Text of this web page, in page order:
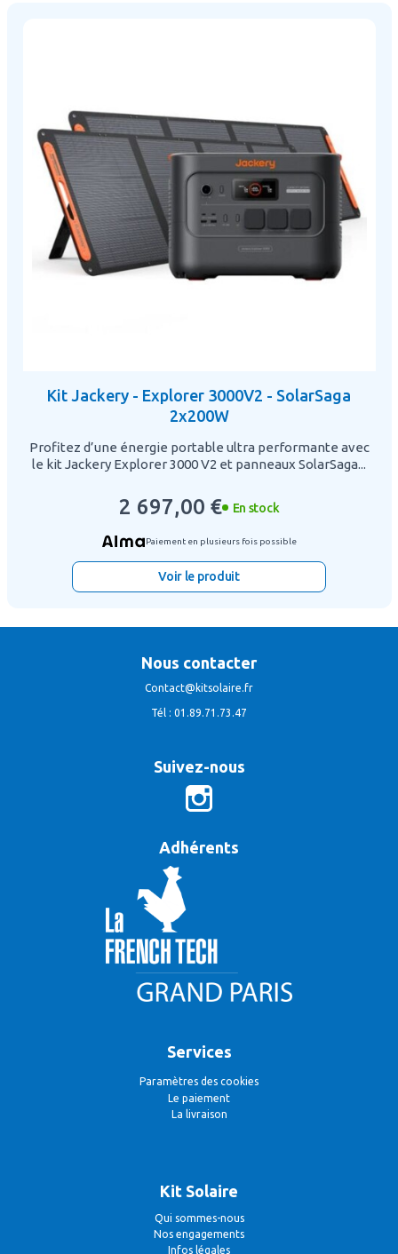
Kit Jackery - Explorer 3000V2 - SolarSaga
2x200W
Profitez d’une énergie portable ultra performante avec
le kit Jackery Explorer 3000 V2 et panneaux SolarSaga...
2 697,00 € En stock
Paiement en plusieurs fois possible
Voir le produit
Nous contacter
Contact@kitsolaire.fr
Tél : 01.89.71.73.47
Suivez-nous
Adhérents
Services
Paramètres des cookies
Le paiement
La livraison
Kit Solaire
Qui sommes-nous
Nos engagements
Infos légales